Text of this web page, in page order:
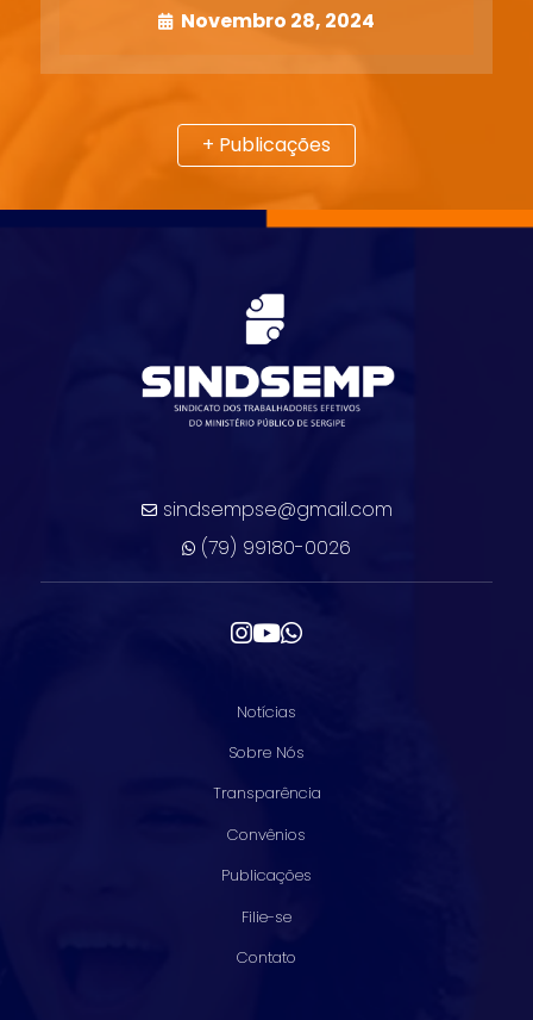
Novembro 28, 2024
+ Publicações
sindsempse@gmail.com
(79) 99180-0026
Notícias
Sobre Nós
Transparência
Convênios
Publicações
Filie-se
Contato